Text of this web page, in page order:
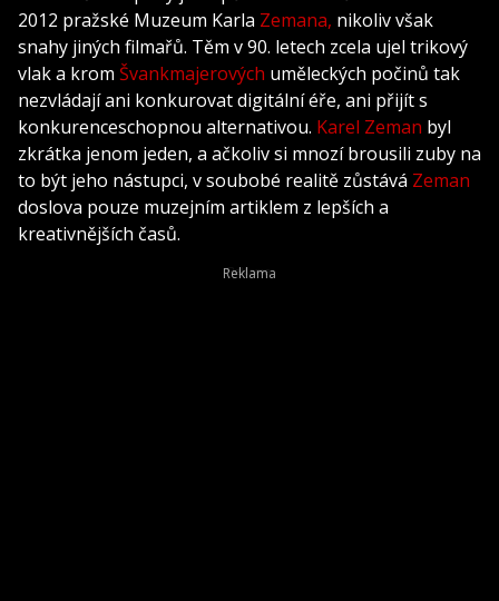
2012 pražské Muzeum Karla Zemana, nikoliv však
snahy jiných filmařů. Těm v 90. letech zcela ujel trikový
vlak a krom Švankmajerových uměleckých počinů tak
nezvládají ani konkurovat digitální éře, ani přijít s
konkurenceschopnou alternativou. Karel Zeman byl
zkrátka jenom jeden, a ačkoliv si mnozí brousili zuby na
to být jeho nástupci, v soubobé realitě zůstává Zeman
doslova pouze muzejním artiklem z lepších a
kreativnějších časů.